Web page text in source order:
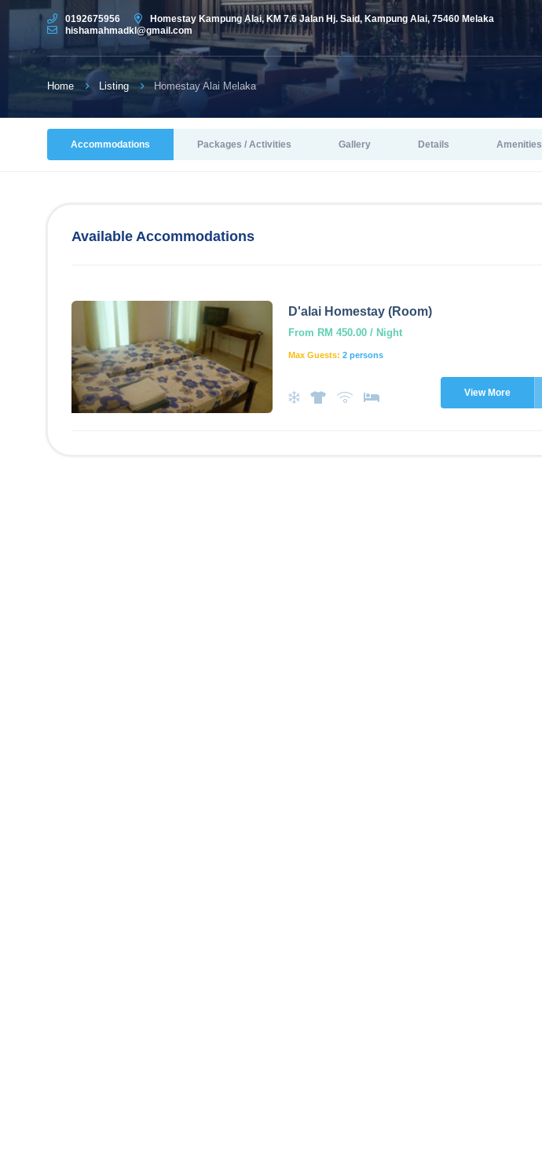
0192675956
Homestay Kampung Alai, KM 7.6 Jalan Hj. Said, Kampung Alai, 75460 Melaka
hishamahmadkl@gmail.com
Home Listing Homestay Alai Melaka
Accommodations Packages / Activities Gallery Details Amenities
Available Accommodations
D'alai Homestay (Room)
From RM 450.00 / Night
Max Guests: 2 persons
View More